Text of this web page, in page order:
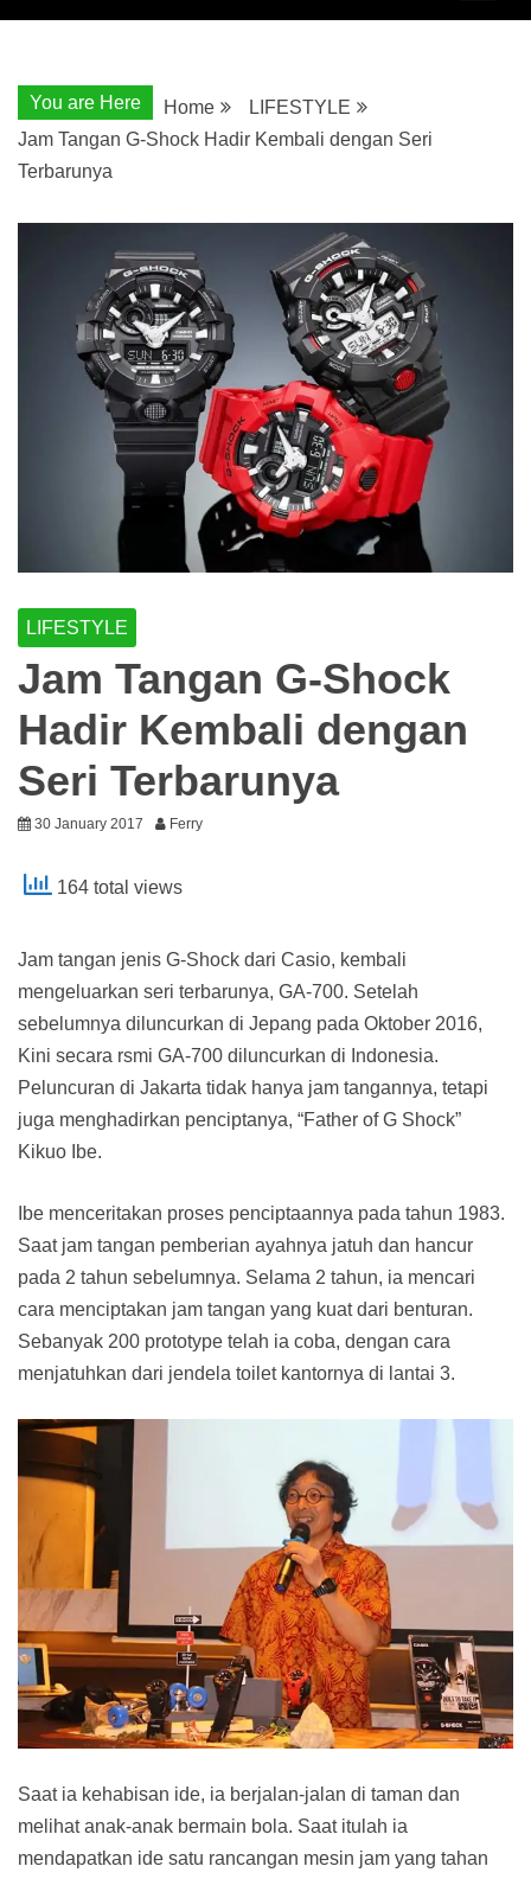
You are Here Home
LIFESTYLE
Jam Tangan G-Shock Hadir Kembali dengan Seri
Terbarunya
LIFESTYLE
Jam Tangan G-Shock
Hadir Kembali dengan
Seri Terbarunya
30 January 2017 Ferry
164 total views
Jam tangan jenis G-Shock dari Casio, kembali
mengeluarkan seri terbarunya, GA-700. Setelah
sebelumnya diluncurkan di Jepang pada Oktober 2016,
Kini secara rsmi GA-700 diluncurkan di Indonesia.
Peluncuran di Jakarta tidak hanya jam tangannya, tetapi
juga menghadirkan penciptanya, “Father of G Shock”
Kikuo Ibe.
Ibe menceritakan proses penciptaannya pada tahun 1983.
Saat jam tangan pemberian ayahnya jatuh dan hancur
pada 2 tahun sebelumnya. Selama 2 tahun, ia mencari
cara menciptakan jam tangan yang kuat dari benturan.
Sebanyak 200 prototype telah ia coba, dengan cara
menjatuhkan dari jendela toilet kantornya di lantai 3.
Saat ia kehabisan ide, ia berjalan-jalan di taman dan
melihat anak-anak bermain bola. Saat itulah ia
mendapatkan ide satu rancangan mesin jam yang tahan